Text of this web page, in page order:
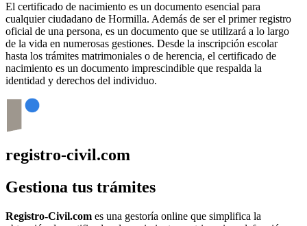
El certificado de nacimiento es un documento esencial para
cualquier ciudadano de Hormilla. Además de ser el primer registro
oficial de una persona, es un documento que se utilizará a lo largo
de la vida en numerosas gestiones. Desde la inscripción escolar
hasta los trámites matrimoniales o de herencia, el certificado de
nacimiento es un documento imprescindible que respalda la
identidad y derechos del individuo.
registro-civil.com
Gestiona tus trámites
Registro-Civil.com es una gestoría online que simplifica la